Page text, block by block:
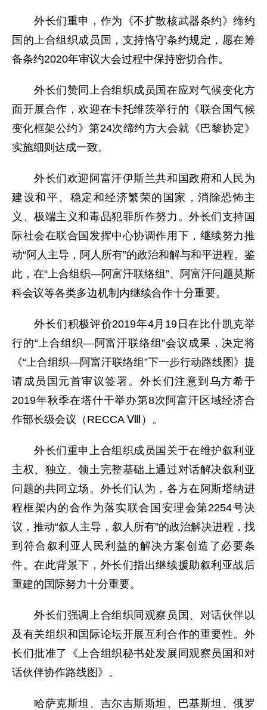
外长们重申，作为《不扩散核武器条约》缔约
国的上合组织成员国，支持恪守条约规定，愿在筹
备条约2020年审议大会过程中保持密切合作。
外长们赞同上合组织成员国在应对气候变化方
面开展合作，欢迎在卡托维茨举行的《联合国气候
变化框架公约》第24次缔约方大会就《巴黎协定》
实施细则达成一致。
外长们欢迎阿富汗伊斯兰共和国政府和人民为
建设和平、稳定和经济繁荣的国家，消除恐怖主
义、极端主义和毒品犯罪所作努力。外长们支持国
际社会在联合国发挥中心协调作用下，继续努力推
动“阿人主导，阿人所有”的政治和解与和平进程。鉴
此，在“上合组织—阿富汗联络组”、阿富汗问题莫斯
科会议等各类多边机制内继续合作十分重要。
外长们积极评价2019年4月19日在比什凯克举
行的“上合组织—阿富汗联络组”会议成果，决定将
《“上合组织—阿富汗联络组”下一步行动路线图》提
请成员国元首审议签署。外长们注意到乌方希于
2019年秋季在塔什干举办第8次阿富汗区域经济合
作部长级会议（RECCA Ⅷ）。
外长们重申上合组织成员国关于在维护叙利亚
主权、独立、领土完整基础上通过对话解决叙利亚
问题的共同立场。外长们认为，各方在阿斯塔纳进
程框架内的合作为落实联合国安理会第2254号决
议，推动“叙人主导，叙人所有”的政治解决进程，找
到符合叙利亚人民利益的解决方案创造了必要条
件。在此背景下，外长们指出继续援助叙利亚战后
重建的国际努力十分重要。
外长们强调上合组织同观察员国、对话伙伴以
及有关组织和国际论坛开展互利合作的重要性。外
长们批准了《上合组织秘书处发展同观察员国和对
话伙伴协作路线图》。
哈萨克斯坦、吉尔吉斯斯坦、巴基斯坦、俄罗